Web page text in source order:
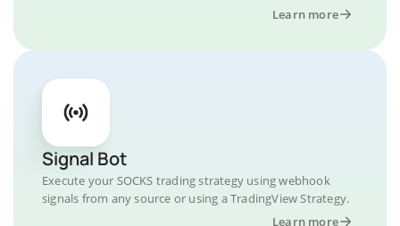
Learn more
Signal Bot
Execute your SOCKS trading strategy using webhook
signals from any source or using a TradingView Strategy.
Learn more